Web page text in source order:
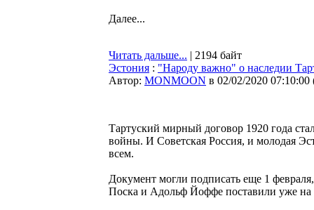
Далее...
Читать дальше... | 2194 байт
Эстония : "Народу важно" о наследии
Автор: MONMOON в 02/02/2020 07:10:00
Тартуский мирный договор 1920 года
войны. И Советская Россия, и молодая
всем.
Документ могли подписать еще 1
Поска и Адольф Йоффе поставили уже